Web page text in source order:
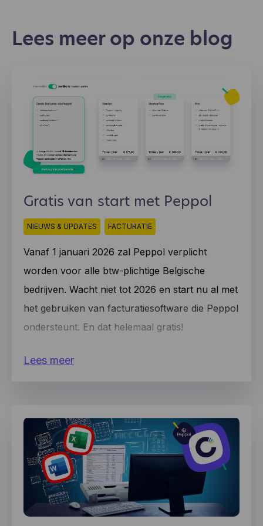
Lees meer op onze blog
Gratis van start met Peppol
NIEUWS & UPDATES FACTURATIE
Vanaf 1 januari 2026 zal Peppol verplicht
worden voor alle btw-plichtige Belgische
bedrijven. Wacht niet tot 2026 en start nu al met
het gebruiken van facturatiesoftware die Peppol
ondersteunt. En dat helemaal gratis!
Lees meer